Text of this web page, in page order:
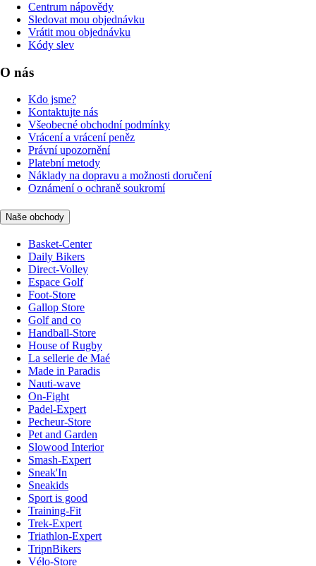
Centrum nápovědy
Sledovat mou objednávku
Vrátit mou objednávku
Kódy slev
O nás
Kdo jsme?
Kontaktujte nás
Všeobecné obchodní podmínky
Vrácení a vrácení peněz
Právní upozornění
Platební metody
Náklady na dopravu a možnosti doručení
Oznámení o ochraně soukromí
Naše obchody
Basket-Center
Daily Bikers
Direct-Volley
Espace Golf
Foot-Store
Gallop Store
Golf and co
Handball-Store
House of Rugby
La sellerie de Maé
Made in Paradis
Nauti-wave
On-Fight
Padel-Expert
Pecheur-Store
Pet and Garden
Slowood Interior
Smash-Expert
Sneak'In
Sneakids
Sport is good
Training-Fit
Trek-Expert
Triathlon-Expert
TripnBikers
Vélo-Store